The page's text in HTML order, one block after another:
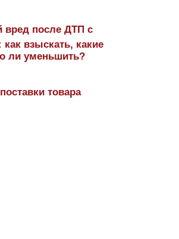
после ДТП с
взыскать, какие
ли уменьшить?
товара